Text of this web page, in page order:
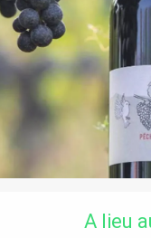
A lieu